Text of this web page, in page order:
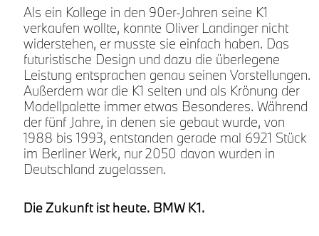
Als ein Kollege in den 90er-Jahren seine K1
verkaufen wollte, konnte Oliver Landinger nicht
widerstehen, er musste sie einfach haben. Das
futuristische Design und dazu die überlegene
Leistung entsprachen genau seinen Vorstellungen.
Außerdem war die K1 selten und als Krönung der
Modellpalette immer etwas Besonderes. Während
der fünf Jahre, in denen sie gebaut wurde, von
1988 bis 1993, entstanden gerade mal 6921 Stück
im Berliner Werk, nur 2050 davon wurden in
Deutschland zugelassen.
Die Zukunft ist heute. BMW K1.